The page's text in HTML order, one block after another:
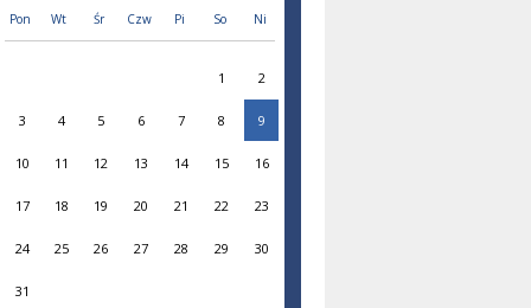
Pon Wt Śr Czw Pi So Ni
1 2
3 4 5 6 7 8 9
10 11 12 13 14 15 16
17 18 19 20 21 22 23
24 25 26 27 28 29 30
31